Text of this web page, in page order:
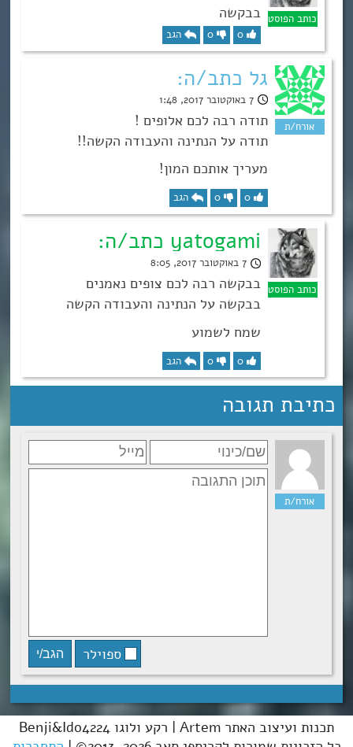
בבקשה
0
0 הגב
גל כתב/ה:
7 באוקטובר 2017, 1:48
תודה רבה לכם אלופים !
תודה על הנתינה והעבודה הקשה!!
מעריך אותכם המון!
0
0 הגב
yatogami כתב/ה:
7 באוקטובר 2017, 8:05
בבקשה רבה לכם צופים נאמנים
בבקשה על הנתינה והעבודה הקשה
שמח לשמוע
0
0 הגב
כתיבת תגובה
ספוילר
תכנות ועיצוב האתר Artem | רקע ולוגו Benji&Ido4224